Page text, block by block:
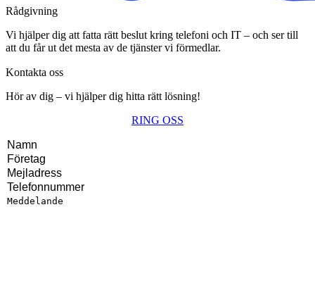
Rådgivning
Vi hjälper dig att fatta rätt beslut kring telefoni och IT – och ser till
att du får ut det mesta av de tjänster vi förmedlar.
Kontakta oss
Hör av dig – vi hjälper dig hitta rätt lösning!
RING OSS